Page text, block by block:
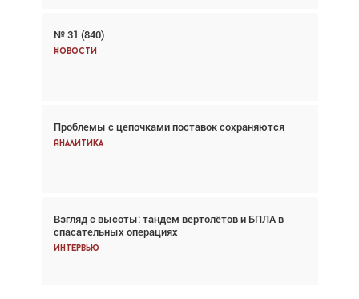
№ 31 (840)
Новости
Проблемы с цепочками поставок сохраняются
Аналитика
Взгляд с высоты: тандем вертолётов и БПЛА в
спасательных операциях
Интервью
Авиационный фотограф Дэйв Кох: «Фотография
говорит сама за себя... а ИИ всё портит»
Впервые с 2024 года глобальный трафик
снижается три недели подряд
Частный самолёт – это актив. Подходите к
покупке соответствующим образом
Интервью